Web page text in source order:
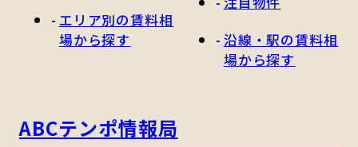
エリア別の賃料相
場から探す
沿線・駅の賃料相
場から探す
ABCテンポ情報局